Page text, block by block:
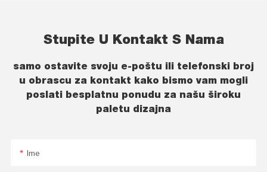
Stupite U Kontakt S Nama
samo ostavite svoju e-poštu ili telefonski broj
u obrascu za kontakt kako bismo vam mogli
poslati besplatnu ponudu za našu široku
paletu dizajna
Ime